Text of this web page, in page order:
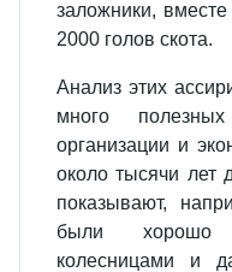
заложники,
2000 голов скота.
Анализ этих
много
организации и
около тысячи
показывают,
были хорошо
колесницами и